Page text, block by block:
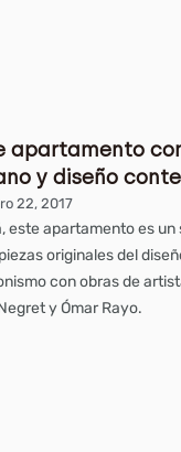
apartamento
y diseño
22, 2017
este apartamento es
originales del
con obras de
y Ómar Rayo.